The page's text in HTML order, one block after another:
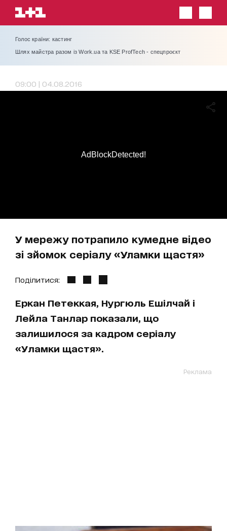
Голос країни: кастинг
Шлях майстра разом із Work.ua та KSE ProfTech - спецпроєкт
09:00 | 04.08.2016
У мережу потрапило кумедне відео
зі зйомок серіалу «Уламки щастя»
AdBlockDetected!
Поділитися:
Еркан Петеккая, Нургюль Ешілчай і
Лейла Танлар показали, що
залишилося за кадром серіалу
«Уламки щастя».
Реклама